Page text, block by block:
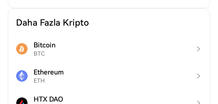
Daha Fazla Kripto
Bitcoin
BTC
Ethereum
ETH
HTX DAO